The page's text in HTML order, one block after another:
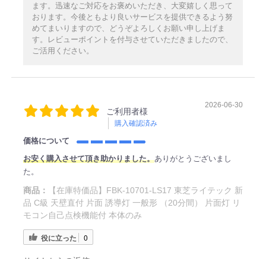
ます。迅速なご対応をお褒めいただき、大変嬉しく思って
おります。今後ともより良いサービスを提供できるよう努
めてまいりますので、どうぞよろしくお願い申し上げま
す。レビューポイントを付与させていただきましたので、
ご活用ください。
ご利用者様
購入確認済み
2026-06-30
価格について
お安く購入させて頂き助かりました。ありがとうございまし
た。
商品：
【在庫特価品】FBK-10701-LS17 東芝ライテック 新
品 C級 天壁直付 片面 誘導灯 一般形 （20分間） 片面灯 リ
モコン自己点検機能付 本体のみ
役に立った 0